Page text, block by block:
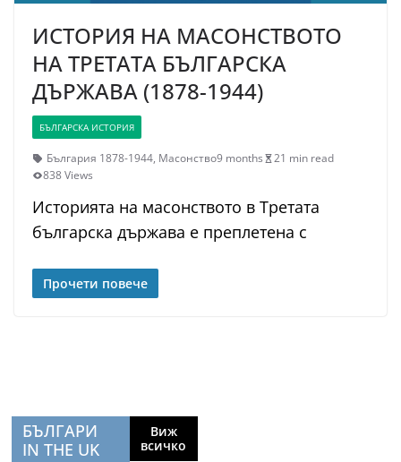
ИСТОРИЯ НА МАСОНСТВОТО
НА ТРЕТАТА БЪЛГАРСКА
ДЪРЖАВА (1878-1944)
БЪЛГАРСКА ИСТОРИЯ
България 1878-1944, Масонство9 months
21 min read
838 Views
Историята на масонството в Третата
българска държава е преплетена с
Прочети повече
БЪЛГАРИ
IN THE UK
Виж
всичко